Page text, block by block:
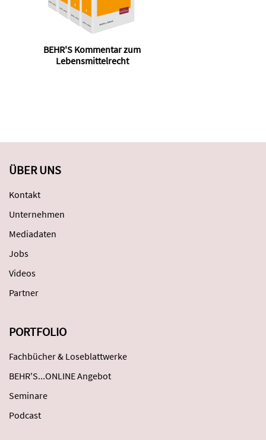
BEHR'S Kommentar zum
Lebensmittelrecht
ÜBER UNS
Kontakt
Unternehmen
Mediadaten
Jobs
Videos
Partner
PORTFOLIO
Fachbücher & Loseblattwerke
BEHR'S...ONLINE Angebot
Seminare
Podcast